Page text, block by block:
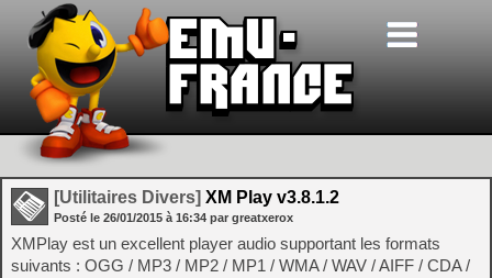
[Utilitaires Divers] XM Play v3.8.1.2
Posté le 26/01/2015 à 16:34 par greatxerox
XMPlay est un excellent player audio supportant les formats
suivants : OGG / MP3 / MP2 / MP1 / WMA / WAV / AIFF / CDA /